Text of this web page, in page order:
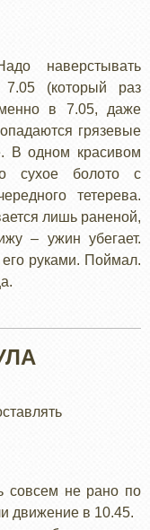
наверстывать
(который раз
в 7.05, даже
грязевые
В одном красивом
сухое болото с
тетерева.
лишь раненой,
– ужин убегает.
руками. Поймал.
совсем не рано по
движение в 10.45.